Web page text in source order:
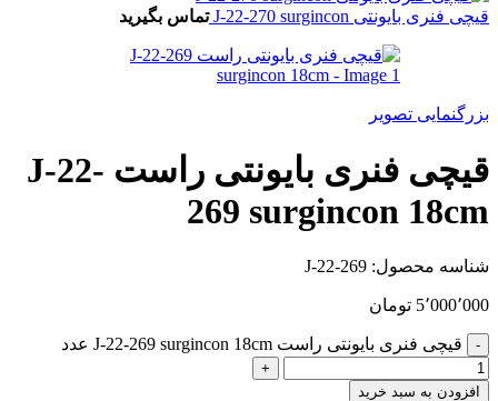
قیچی فنری بایونتی J-22-270 surgincon تماس بگیرید
بزرگنمایی تصویر
قیچی فنری بایونتی راست J-22-
269 surgincon 18cm
شناسه محصول: J-22-269
5٬000٬000 تومان
قیچی فنری بایونتی راست J-22-269 surgincon 18cm عدد
افزودن به سبد خرید